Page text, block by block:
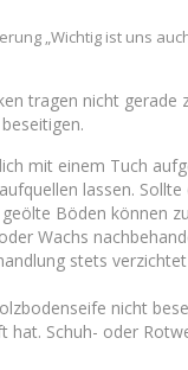
„Wichtig ist uns
tragen nicht
mit einem Tuch
lassen.
Böden können
Wachs
stets
nicht
hat. Schuh- oder